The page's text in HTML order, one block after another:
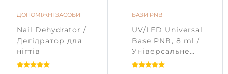
ДОПОМІЖНІ ЗАСОБИ
Nail Dehydrator /
Дегідратор для
нігтів
БАЗИ PNB
UV/LED Universal
Base PNB, 8 ml /
Універсальне
базове покриття